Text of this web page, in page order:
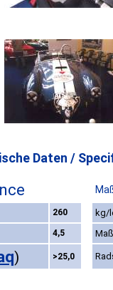
Daten /
260
kg/
4,5
) >25,0